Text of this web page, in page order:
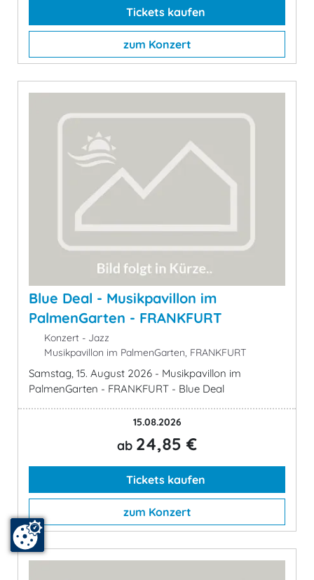
Tickets kaufen
zum Konzert
Blue Deal - Musikpavillon im
PalmenGarten - FRANKFURT
Konzert - Jazz
Musikpavillon im PalmenGarten, FRANKFURT
Samstag, 15. August 2026 - Musikpavillon im
PalmenGarten - FRANKFURT - Blue Deal
15.08.2026
ab 24,85 €
Tickets kaufen
zum Konzert